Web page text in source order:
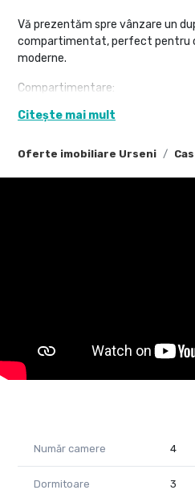
Oferte imobiliare Urseni
Vă prezentăm spre vânzare un
compartimentat, perfect pentru
moderne.
Compartimentare:
Living generos și luminos
Bucătărie practică și funcțională
Compartimentare practică
Zonă liniștită și accesibilă
Confort și intimitate
Preț: 150000 euro
Daniela Ianc- Consultant imobiliar
Citește mai mult
Număr camere 4
Dormitoare 3